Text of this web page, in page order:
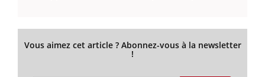
Vous aimez cet article ? Abonnez-vous à la newsletter
!